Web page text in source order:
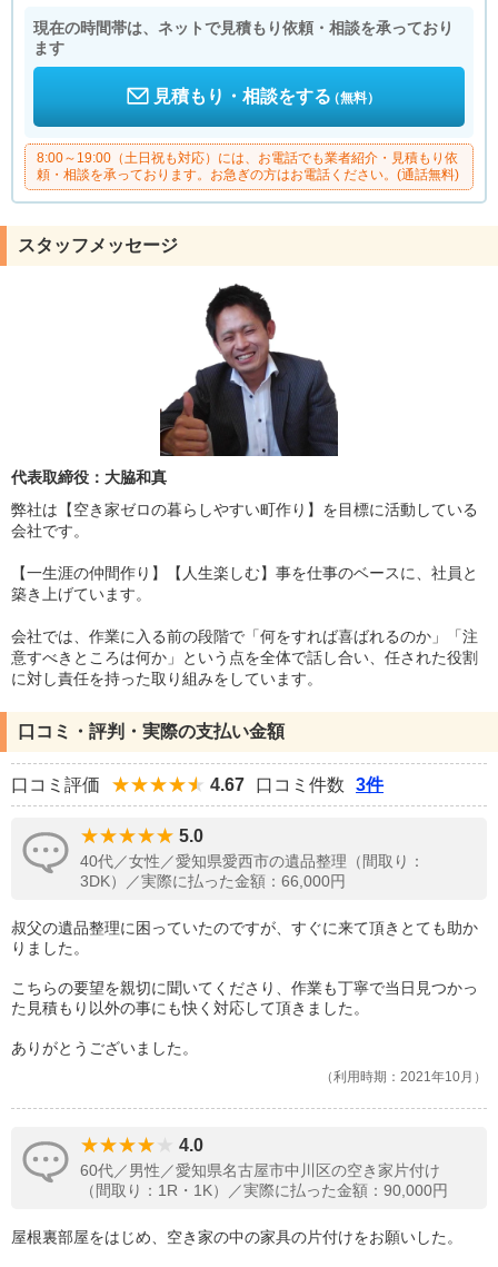
現在の時間帯は、ネットで見積もり依頼・相談を承っており
ます
見積もり・相談をする（無料）
8:00～19:00（土日祝も対応）には、お電話でも業者紹介・見積もり依
頼・相談を承っております。お急ぎの方はお電話ください。(通話無料)
スタッフメッセージ
代表取締役：大脇和真
弊社は【空き家ゼロの暮らしやすい町作り】を目標に活動している
会社です。
【一生涯の仲間作り】【人生楽しむ】事を仕事のベースに、社員と
築き上げています。
会社では、作業に入る前の段階で「何をすれば喜ばれるのか」「注
意すべきところは何か」という点を全体で話し合い、任された役割
に対し責任を持った取り組みをしています。
口コミ・評判・実際の支払い金額
口コミ評価 4.67 口コミ件数 3件
5.0
40代／女性／愛知県愛西市の遺品整理（間取り：
3DK）／実際に払った金額：66,000円
叔父の遺品整理に困っていたのですが、すぐに来て頂きとても助か
りました。
こちらの要望を親切に聞いてくださり、作業も丁寧で当日見つかっ
た見積もり以外の事にも快く対応して頂きました。
ありがとうございました。
利用時期：2021年10月
4.0
60代／男性／愛知県名古屋市中川区の空き家片付け
（間取り：1R・1K）／実際に払った金額：90,000円
屋根裏部屋をはじめ、空き家の中の家具の片付けをお願いした。